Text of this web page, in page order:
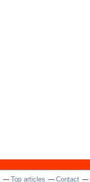
Top articles Contact